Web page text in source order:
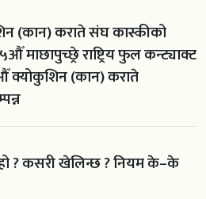
(कान) कराते संघ कास्कीको
माछापुच्छ्रे राष्ट्रिय फुल कन्ट्याक्ट
क्योकुशिन (कान) कराते
? कसरी खेलिन्छ ? नियम के–के